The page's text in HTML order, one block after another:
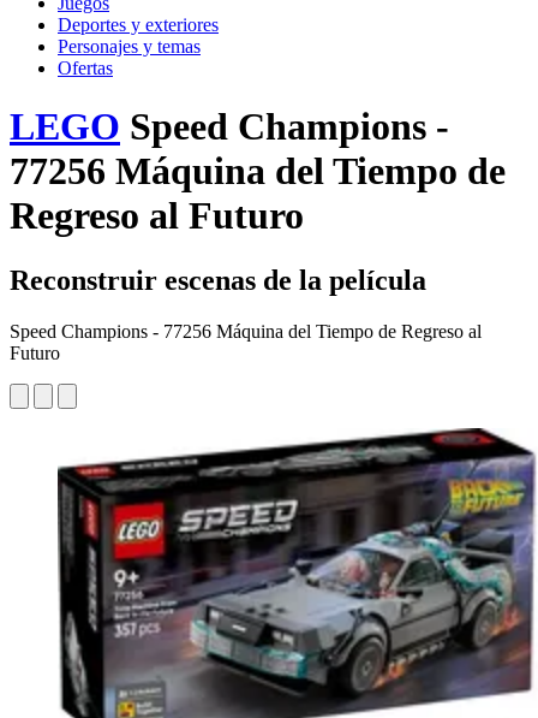
Deportes y exteriores
Personajes y temas
Ofertas
LEGO Speed Champions -
77256 Máquina del Tiempo de
Regreso al Futuro
Reconstruir escenas de la película
Speed Champions - 77256 Máquina del Tiempo de Regreso al
Futuro